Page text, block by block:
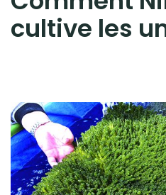
cultive les